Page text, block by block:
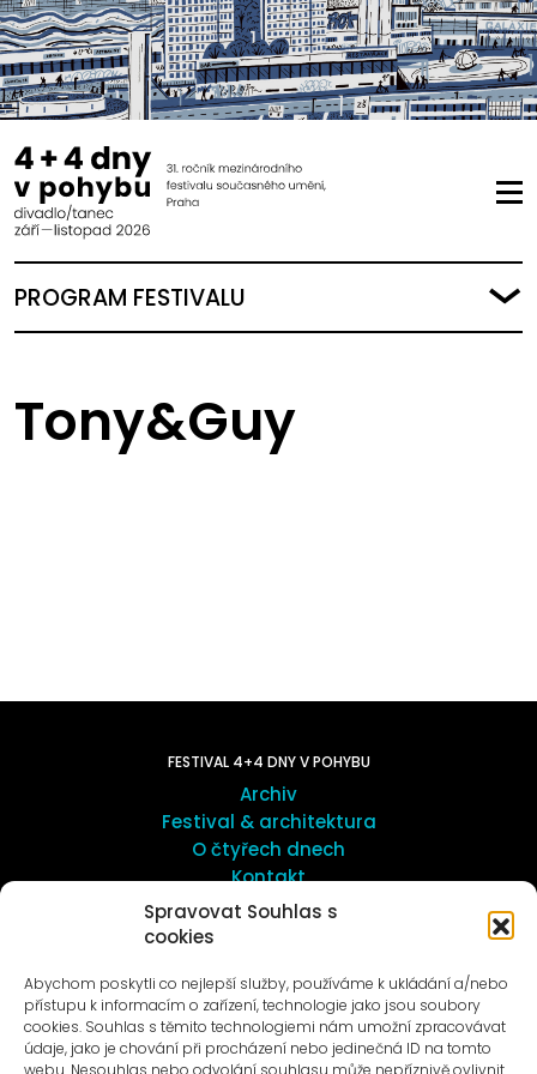
Spravovat Souhlas s
cookies
Abychom poskytli co nejlepší služby, používáme k ukládání a/nebo
přístupu k informacím o zařízení, technologie jako jsou soubory
cookies. Souhlas s těmito technologiemi nám umožní zpracovávat
údaje, jako je chování při procházení nebo jedinečná ID na tomto
webu. Nesouhlas nebo odvolání souhlasu může nepříznivě ovlivnit
PROGRAM FESTIVALU
Tony&Guy
FESTIVAL 4+4 DNY V POHYBU
Archiv
Festival & architektura
O čtyřech dnech
Kontakt
O umění v Motole